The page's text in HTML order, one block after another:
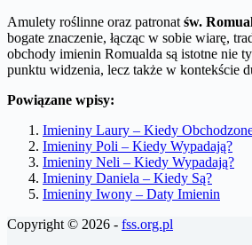
Amulety roślinne oraz patronat św.
bogate znaczenie, łącząc w sobie wiarę,
obchody imienin Romualda są istotne nie
punktu widzenia, lecz także w kontekście
Powiązane wpisy:
Imieniny Laury – Kiedy
Imieniny Poli – Kiedy Wypadają?
Imieniny Neli – Kiedy Wypadają?
Imieniny Daniela – Kiedy Są?
Imieniny Iwony – Daty Imienin
Copyright © 2026 - fss.org.pl